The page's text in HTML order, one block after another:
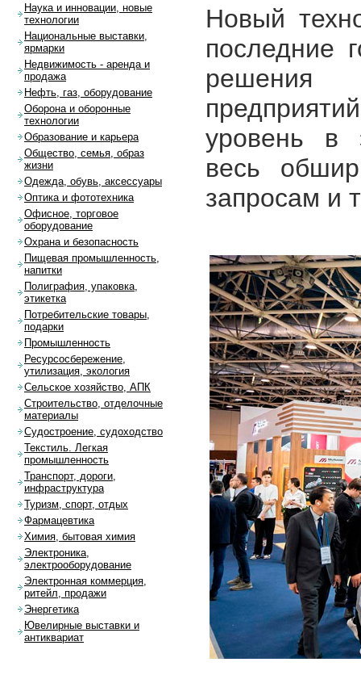
Новый
последние
решения
уровень в
весь
запросам и
Наука и инновации, новые
технологии
Национальные выставки,
ярмарки
Недвижимость - аренда и
продажа
Нефть, газ, оборудование
Оборона и оборонные
технологии
Образование и карьера
Общество, семья, образ
жизни
Одежда, обувь, аксессуары
Оптика и фототехника
Офисное, торговое
оборудование
Охрана и безопасность
Пищевая промышленность,
напитки
Полиграфия, упаковка,
этикетка
Потребительские товары,
подарки
Промышленность
Ресурсосбережение,
утилизация, экология
Сельское хозяйство, АПК
Строительство, отделочные
материалы
Судостроение, судоходство
Текстиль. Легкая
промышленность
Транспорт, дороги,
инфраструктура
Туризм, спорт, отдых
Фармацевтика
Химия, бытовая химия
Электроника,
электрооборудование
Электронная коммерция,
ритейл, продажи
Энергетика
Ювелирные выставки и
антиквариат